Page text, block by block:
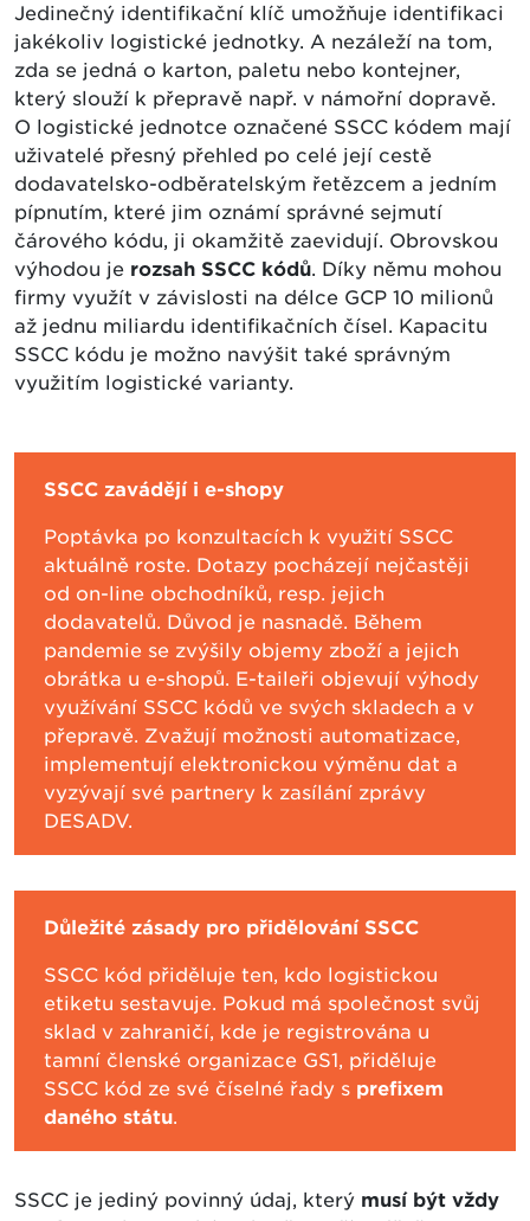
Jedinečný identifikační klíč umožňuje identifikaci
jakékoliv logistické jednotky. A nezáleží na tom,
zda se jedná o karton, paletu nebo kontejner,
který slouží k přepravě např. v námořní dopravě.
O logistické jednotce označené SSCC kódem mají
uživatelé přesný přehled po celé její cestě
dodavatelsko-odběratelským řetězcem a jedním
pípnutím, které jim oznámí správné sejmutí
čárového kódu, ji okamžitě zaevidují. Obrovskou
výhodou je rozsah SSCC kódů. Díky němu mohou
firmy využít v závislosti na délce GCP 10 milionů
až jednu miliardu identifikačních čísel. Kapacitu
SSCC kódu je možno navýšit také správným
využitím logistické varianty.
SSCC zavádějí i e-shopy
Poptávka po konzultacích k využití SSCC
aktuálně roste. Dotazy pocházejí nejčastěji
od on-line obchodníků, resp. jejich
dodavatelů. Důvod je nasnadě. Během
pandemie se zvýšily objemy zboží a jejich
obrátka u e-shopů. E-taileři objevují výhody
využívání SSCC kódů ve svých skladech a v
přepravě. Zvažují možnosti automatizace,
implementují elektronickou výměnu dat a
vyzývají své partnery k zasílání zprávy
DESADV.
Důležité zásady pro přidělování SSCC
SSCC kód přiděluje ten, kdo logistickou
etiketu sestavuje. Pokud má společnost svůj
sklad v zahraničí, kde je registrována u
tamní členské organizace GS1, přiděluje
SSCC kód ze své číselné řady s prefixem
daného státu.
SSCC je jediný povinný údaj, který musí být vždy